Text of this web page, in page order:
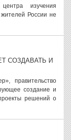
центра изучения
России не
СОЗДАВАТЬ И
правительство
создание и
решений о